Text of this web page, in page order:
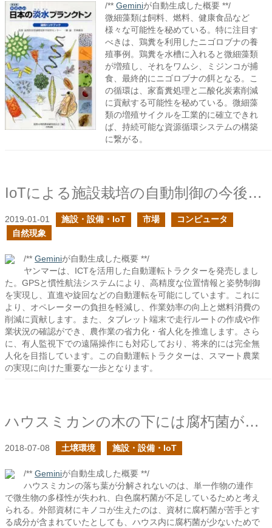
/** Geminiが自動生成した概要 **/
微細藻類は飼料、燃料、健康食品など
様々な可能性を秘めている。特に注目す
べきは、鶏糞を利用したニゴロブナの養
殖事例。鶏糞を水槽に入れると微細藻類
が増殖し、それをワムシ、ミジンコが捕
食、最終的にニゴロブナの餌となる。こ
の循環は、家畜糞処理と二酸化炭素削減
に貢献する可能性を秘めている。微細藻
類の増殖サイクルを工業的に確立できれ
ば、持続可能な資源循環システムの構築
に繋がる。
IoTによる施設栽培の自動制御の今後は？
2019-01-01 施設・設備・IoT 市場
コンピュータ
自然現象
/** Geminiが自動生成した概要 **/
ヤンマーは、ICTを活用した自動運転トラクターを発売しまし
た。GPSと慣性航法システムにより、高精度な位置情報と姿勢制御
を実現し、直進や旋回などの自動運転を可能にしています。これに
より、オペレーターの負担を軽減し、作業効率の向上と燃料消費の
削減に貢献します。また、タブレット端末で走行ルートの作成や作
業状況の確認ができ、農作業の省力化・省人化を推進します。さら
に、有人監視下での遠隔操作にも対応しており、将来的には完全無
人化を目指しています。この自動運転トラクターは、スマート農業
の実現に向けた重要な一歩となります。
ハウスミカンの木の下には腐朽菌がいないのか？
2018-07-08 土壌環境 施設・設備・IoT
/** Geminiが自動生成した概要 **/
ハウスミカンの落ち葉が分解されないのは、単一作物の連作
で微生物の多様性が失われ、白色腐朽菌が不足しているためと考え
られる。外部資材にキノコが生えたのは、資材に腐朽菌が苦手とす
る成分が含まれていたとしても、ハウス内に腐朽菌が少ないためで